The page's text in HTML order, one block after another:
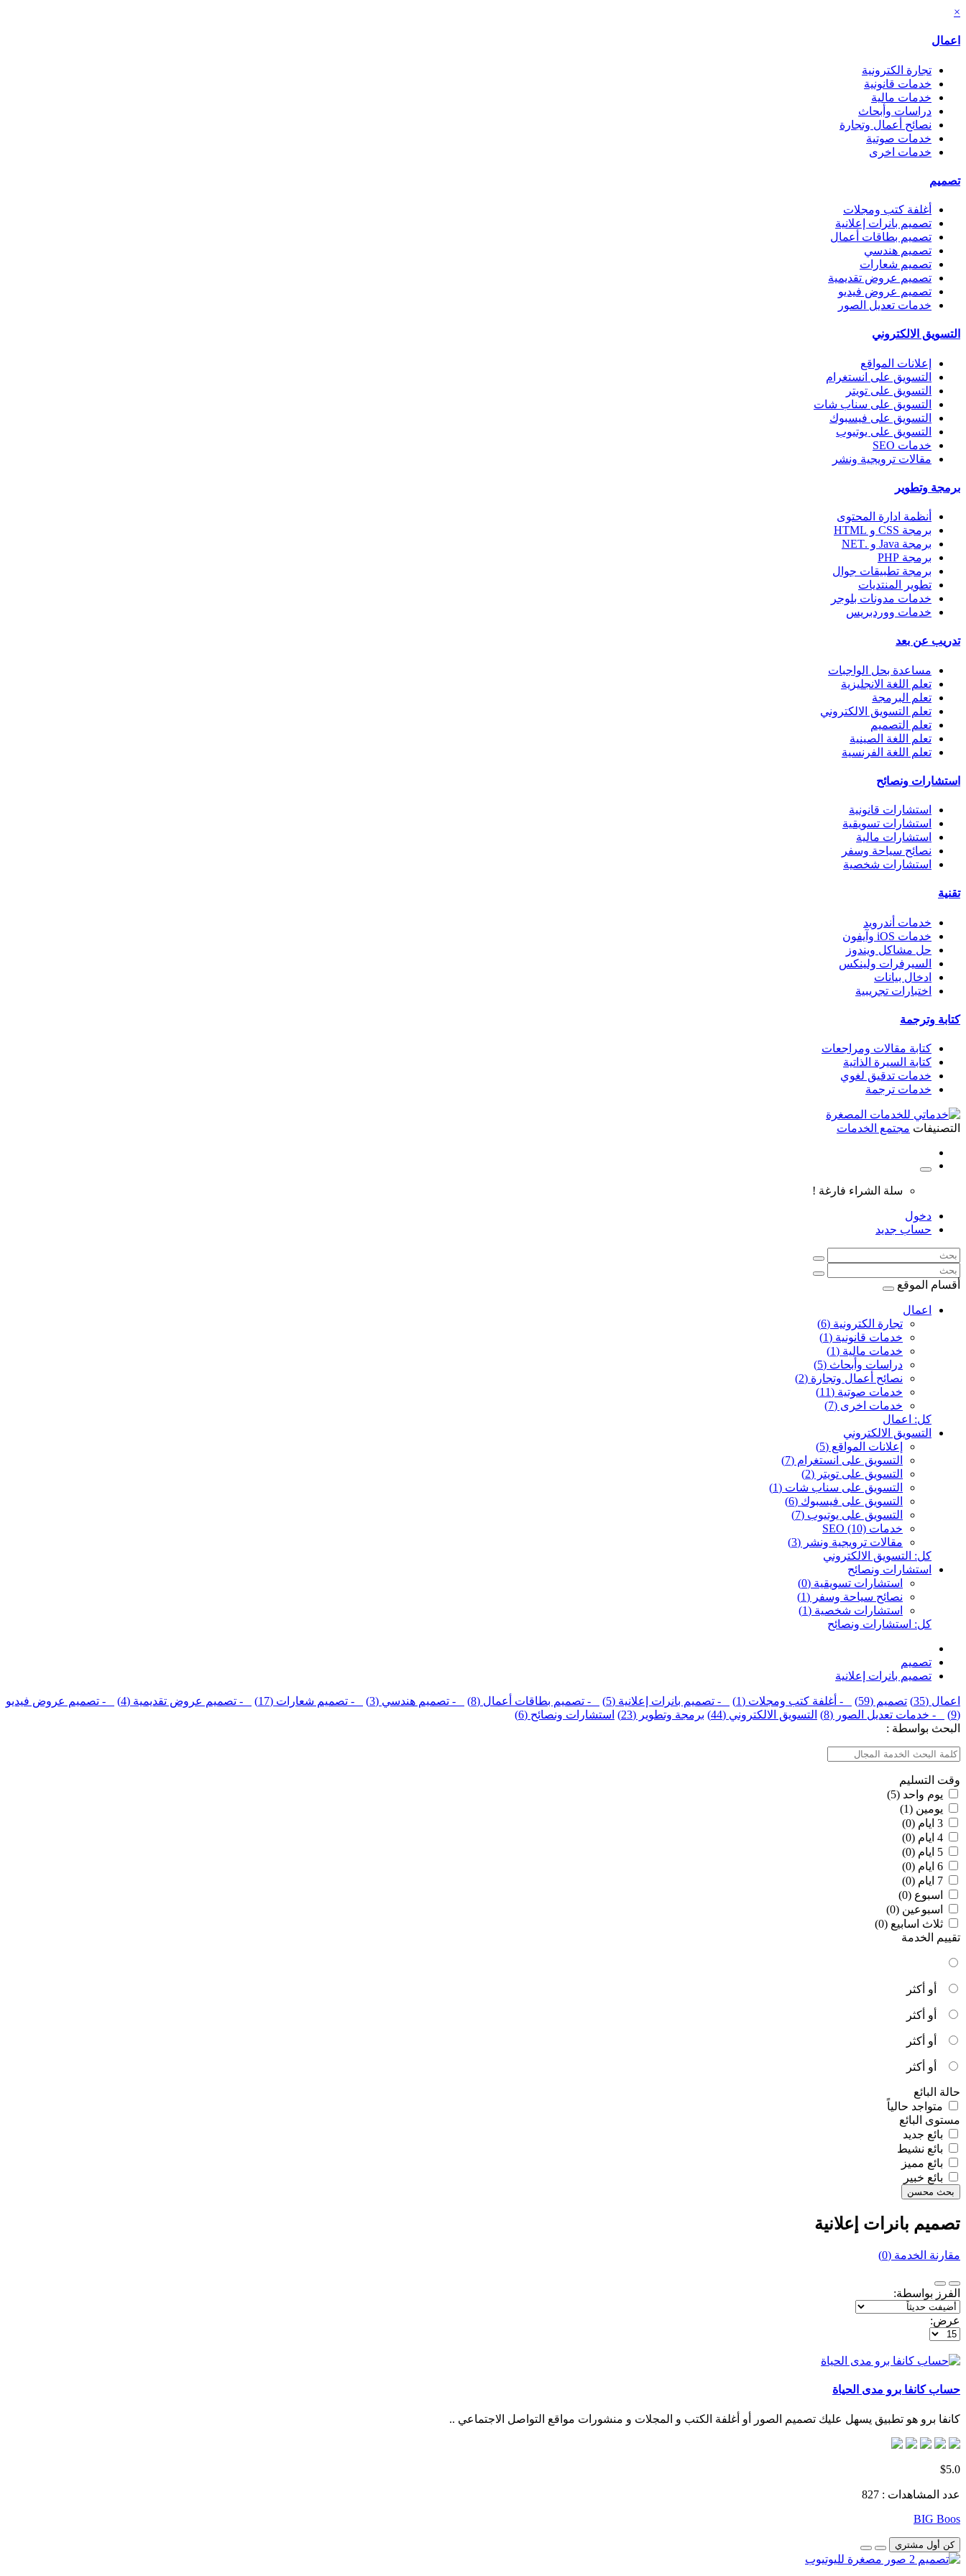
×
اعمال
تجارة الكترونية
خدمات قانونية
خدمات مالية
دراسات وأبحاث
نصائح أعمال وتجارة
خدمات صوتية
خدمات اخرى
تصميم
أغلفة كتب ومجلات
تصميم بانرات إعلانية
تصميم بطاقات أعمال
تصميم هندسي
تصميم شعارات
تصميم عروض تقديمية
تصميم عروض فيديو
خدمات تعديل الصور
التسويق الالكتروني
إعلانات المواقع
التسويق على انستغرام
التسويق على تويتر
التسويق على سناب شات
التسويق على فيسبوك
التسويق على يوتيوب
خدمات SEO
مقالات ترويجية ونشر
برمجة وتطوير
أنظمة ادارة المحتوى
برمجة CSS و HTML
برمجة Java و .NET
برمجة PHP
برمجة تطبيقات جوال
تطوير المنتديات
خدمات مدونات بلوجر
خدمات ووردبريس
تدريب عن بعد
مساعدة بحل الواجبات
تعلم اللغة الانجليزية
تعلم البرمجة
تعلم التسويق الالكتروني
تعلم التصميم
تعلم اللغة الصينية
تعلم اللغة الفرنسية
استشارات ونصائح
استشارات قانونية
استشارات تسويقية
استشارات مالية
نصائح سياحة وسفر
استشارات شخصية
تقنية
خدمات أندرويد
خدمات iOS وآيفون
حل مشاكل ويندوز
السيرفرات ولينكس
ادخال بيانات
اختبارات تجريبية
كتابة وترجمة
كتابة مقالات ومراجعات
كتابة السيرة الذاتية
خدمات تدقيق لغوي
خدمات ترجمة
التصنيفات مجتمع الخدمات
سلة الشراء فارغة !
دخول
حساب جديد
أقسام الموقع
اعمال
تجارة الكترونية (6)
خدمات قانونية (1)
خدمات مالية (1)
دراسات وأبحاث (5)
نصائح أعمال وتجارة (2)
خدمات صوتية (11)
خدمات اخرى (7)
كل: اعمال
التسويق الالكتروني
إعلانات المواقع (5)
التسويق على انستغرام (7)
التسويق على تويتر (2)
التسويق على سناب شات (1)
التسويق على فيسبوك (6)
التسويق على يوتيوب (7)
خدمات SEO (10)
مقالات ترويجية ونشر (3)
كل: التسويق الالكتروني
استشارات ونصائح
استشارات تسويقية (0)
نصائح سياحة وسفر (1)
استشارات شخصية (1)
كل: استشارات ونصائح
تصميم
تصميم بانرات إعلانية
اعمال (35) تصميم (59) - أغلفة كتب ومجلات (1) - تصميم بانرات إعلانية (5) - تصميم بطاقات أعمال (8) - تصميم هندسي (3) - تصميم شعارات (17) - تصميم عروض تقديمية (4)
- تصميم عروض فيديو
(9)
- خدمات تعديل الصور (8) التسويق الالكتروني (44) برمجة وتطوير (23)
استشارات ونصائح (6)
البحث بواسطة :
وقت التسليم
يوم واحد (5)
يومين (1)
اسبوع (0)
اسبوعين (0)
ثلاث اسابيع (0)
تقييم الخدمة
أو أكثر
أو أكثر
أو أكثر
أو أكثر
حالة البائع
متواجد حالياً
مستوى البائع
بائع جديد
بائع نشيط
بائع مميز
بائع خبير
بحث محسن
تصميم بانرات إعلانية
مقارنة الخدمة (0)
الفرز بواسطة:
عرض:
حساب كانفا برو مدى الحياة
كانفا برو هو تطبيق يسهل عليك تصميم الصور أو أغلفة الكتب و المجلات و منشورات مواقع التواصل الاجتماعي ..
$5.0
عدد المشاهدات : 827
BIG Boos
كن أول مشتري